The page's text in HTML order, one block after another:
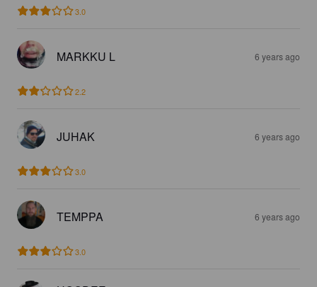
3.0
MARKKU L 6 years ago
2.2
JUHAK 6 years ago
3.0
TEMPPA 6 years ago
3.0